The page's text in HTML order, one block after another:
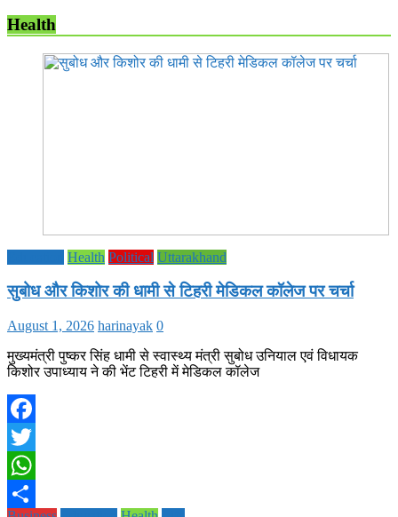
Health
Health Political Uttarakhand
सुबोध और किशोर की धामी से टिहरी मेडिकल कॉलेज पर चर्चा
August 1, 2026 harinayak 0
मुख्यमंत्री पुष्कर सिंह धामी से स्वास्थ्य मंत्री सुबोध उनियाल एवं विधायक
किशोर उपाध्याय ने की भेंट टिहरी में मेडिकल कॉलेज
Facebook
Twitter
WhatsApp